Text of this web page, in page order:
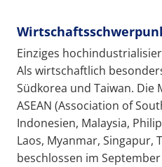
Einziges
Als wirtschaftlich
Südkorea und Taiwan. Die
ASEAN (Association of
Indonesien, Malaysia,
Laos, Myanmar, Singapur,
beschlossen im